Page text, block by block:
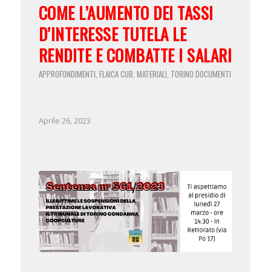
COME L’AUMENTO DEI TASSI
D’INTERESSE TUTELA LE
RENDITE E COMBATTE I SALARI
APPROFONDIMENTI, FLAICA CUB, MATERIALI, TORINO DOCUMENTI
Aprile 26, 2023